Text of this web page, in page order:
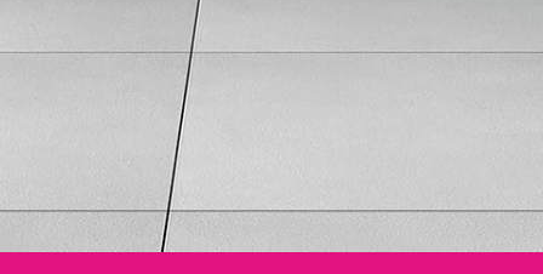
Korisnički servis
Reklamacije i servis
Pratite nas na društvenim mrežama